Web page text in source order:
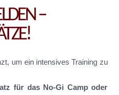
–
um ein intensives Training zu
für das No-Gi Camp oder